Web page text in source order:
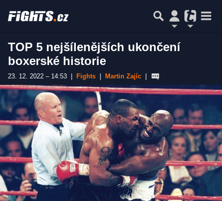
TOP 5 nejšílenějších ukončení
boxerské historie
23. 12. 2022 – 14:53 Fights Martin Zajíc